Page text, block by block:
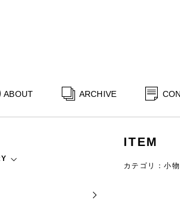
ABOUT ARCHIVE
ITEM
カテゴリ：小物